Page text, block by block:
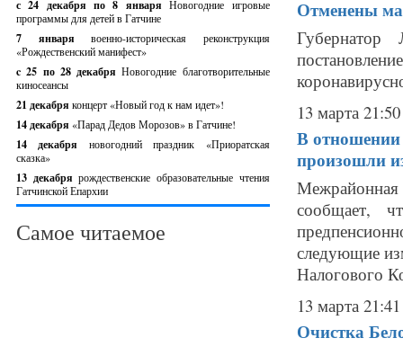
с 24 декабря по 8 январяНовогодние игровые
программы для детей в Гатчине
7 январявоенно-историческая реконструкция
«Рождественский манифест»
c 25 по 28 декабряНовогодние благотворительные
киносеансы
21 декабря концерт «Новый год к нам идет»!
14 декабря «Парад Дедов Морозов» в Гатчине!
14 декабря новогодний праздник «Приоратская
сказка»
13 декабрярождественские образовательные чтения
Гатчинской Епархии
Самое читаемое
Отменены
Губернатор
13 марта 21:50
В отношении
произошли
сообщает,
следующие
Налогового
13 марта 21:41
Очистка